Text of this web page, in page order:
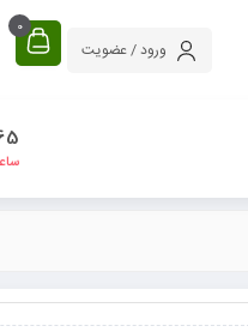
ورود / عضویت
0